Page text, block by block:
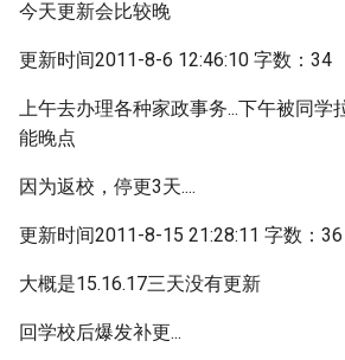
今天更新会比较晚
更新时间2011-8-6 12:46:10 字数：34
上午去办理各种家政事务...下午被同学
能晚点
因为返校，停更3天....
更新时间2011-8-15 21:28:11 字数：36
大概是15.16.17三天没有更新
回学校后爆发补更...